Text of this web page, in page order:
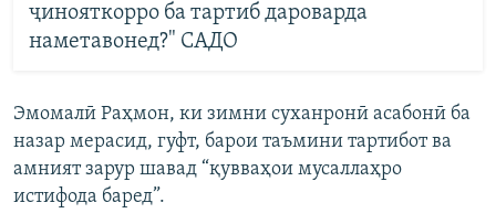
ҷинояткорро ба тартиб дароварда
наметавонед?" САДО
Эмомалӣ Раҳмон, ки зимни суханронӣ асабонӣ ба
назар мерасид, гуфт, барои таъмини тартибот ва
амният зарур шавад “қувваҳои мусаллаҳро
истифода баред”.